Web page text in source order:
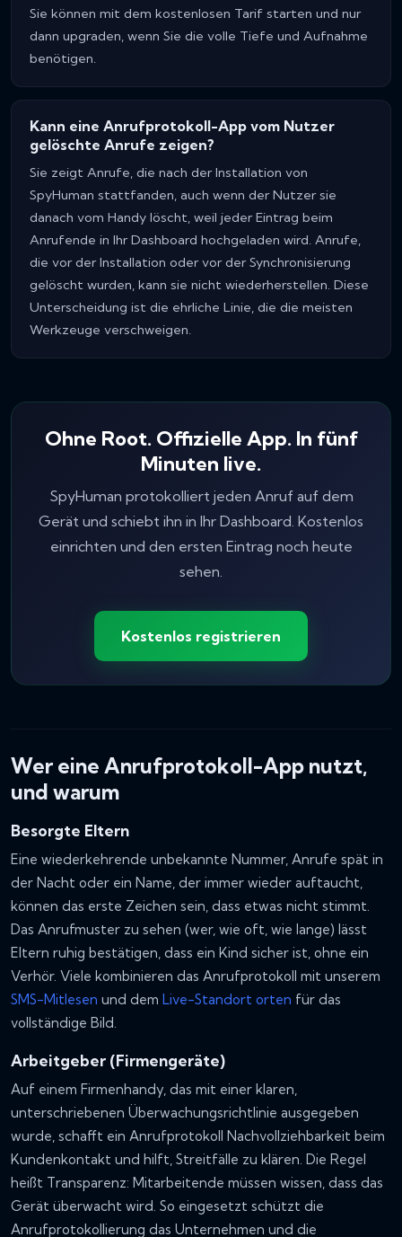
Sie können mit dem kostenlosen Tarif starten und nur
dann upgraden, wenn Sie die volle Tiefe und Aufnahme
benötigen.
Kann eine Anrufprotokoll-App vom Nutzer
gelöschte Anrufe zeigen?
Sie zeigt Anrufe, die nach der Installation von
SpyHuman stattfanden, auch wenn der Nutzer sie
danach vom Handy löscht, weil jeder Eintrag beim
Anrufende in Ihr Dashboard hochgeladen wird. Anrufe,
die vor der Installation oder vor der Synchronisierung
gelöscht wurden, kann sie nicht wiederherstellen. Diese
Unterscheidung ist die ehrliche Linie, die die meisten
Werkzeuge verschweigen.
Ohne Root. Offizielle App. In fünf
Minuten live.
SpyHuman protokolliert jeden Anruf auf dem
Gerät und schiebt ihn in Ihr Dashboard. Kostenlos
einrichten und den ersten Eintrag noch heute
sehen.
Kostenlos registrieren
Wer eine Anrufprotokoll-App nutzt,
und warum
Besorgte Eltern
Eine wiederkehrende unbekannte Nummer, Anrufe spät in
der Nacht oder ein Name, der immer wieder auftaucht,
können das erste Zeichen sein, dass etwas nicht stimmt.
Das Anrufmuster zu sehen (wer, wie oft, wie lange) lässt
Eltern ruhig bestätigen, dass ein Kind sicher ist, ohne ein
Verhör. Viele kombinieren das Anrufprotokoll mit unserem
SMS-Mitlesen und dem Live-Standort orten für das
vollständige Bild.
Arbeitgeber (Firmengeräte)
Auf einem Firmenhandy, das mit einer klaren,
unterschriebenen Überwachungsrichtlinie ausgegeben
wurde, schafft ein Anrufprotokoll Nachvollziehbarkeit beim
Kundenkontakt und hilft, Streitfälle zu klären. Die Regel
heißt Transparenz: Mitarbeitende müssen wissen, dass das
Gerät überwacht wird. So eingesetzt schützt die
Anrufprotokollierung das Unternehmen und die